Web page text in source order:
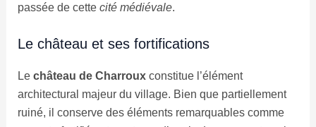
passée de cette cité médiévale.
Le château et ses fortifications
Le château de Charrouxconstitue l’élément
architectural majeur du village. Bien que partiellement
ruiné, il conserve des éléments remarquables comme